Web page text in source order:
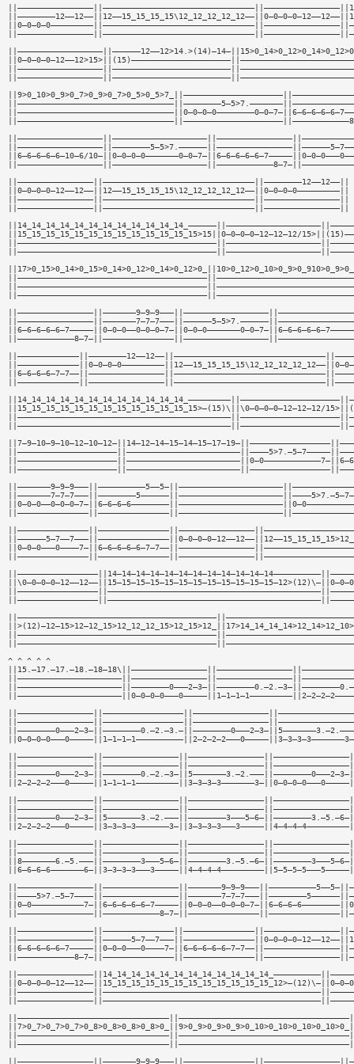
||6—6—6—6—6—10—6/
||————————————————||————————————————————————————————||————————12——12——||
||0—0—0—0—12——12——||12——15_15_15_15\12_12_12_12_12——||0—0—0—0—————————||
||————————————————||————————————————————————————————||————————————————||
||————————————————||————————————————————————————————||————————————————||
||15_15_15_15_15_15_15_15_15_15_15_15_15>15||0—0—0—0—12—12—12/
||15_15_15_15_15_15_15_15_15_15_15_15_15>—(15)\||\0—0—0—0—12—12—12/
^ ^ ^ ^ ^